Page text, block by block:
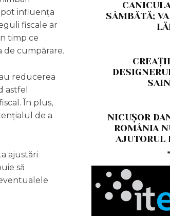
pot influența
fiscale ar
timp ce
de cumpărare.
reducerea
astfel
În plus,
de a
ajustări
să
SÂMBĂTĂ;
NICUȘOR
ROMÂNIA
AJUTORUL